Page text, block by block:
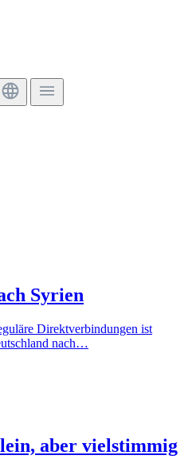
Syrien
Direktverbindungen ist
nach…
aber vielstimmig